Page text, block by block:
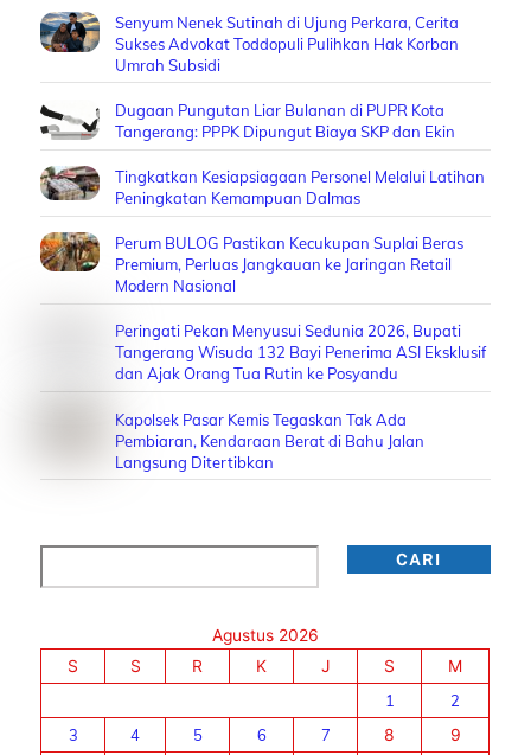
Senyum Nenek Sutinah di Ujung Perkara, Cerita
Sukses Advokat Toddopuli Pulihkan Hak Korban
Umrah Subsidi
Dugaan Pungutan Liar Bulanan di PUPR Kota
Tangerang: PPPK Dipungut Biaya SKP dan Ekin
Tingkatkan Kesiapsiagaan Personel Melalui Latihan
Peningkatan Kemampuan Dalmas
Perum BULOG Pastikan Kecukupan Suplai Beras
Premium, Perluas Jangkauan ke Jaringan Retail
Modern Nasional
Peringati Pekan Menyusui Sedunia 2026, Bupati
Tangerang Wisuda 132 Bayi Penerima ASI Eksklusif
dan Ajak Orang Tua Rutin ke Posyandu
Kapolsek Pasar Kemis Tegaskan Tak Ada
Pembiaran, Kendaraan Berat di Bahu Jalan
Langsung Ditertibkan
CARI
Agustus 2026
S
S R K J S
M
1
2
3
4 5 6 7 8
9